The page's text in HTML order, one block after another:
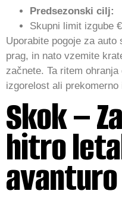
Predsezonski cilj:
Skupni limit izgube
Uporabite pogoje za
prag, in nato vzemite
začnete. Ta ritem
izgorelost ali prekomerno
Skok –
hitro